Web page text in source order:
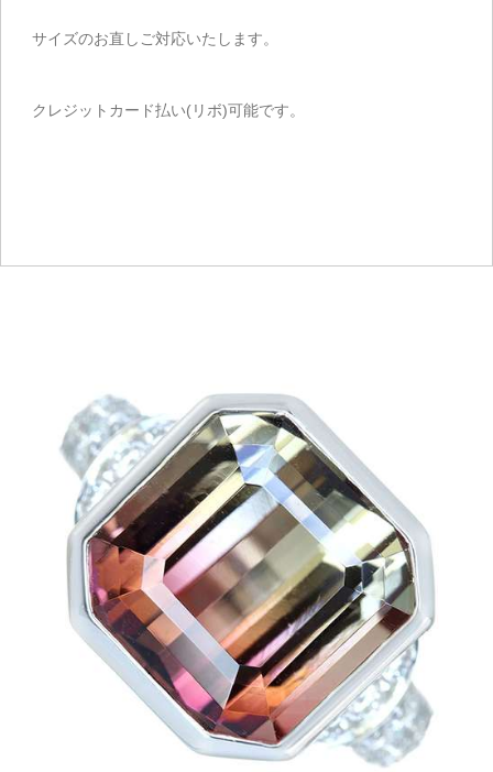
サイズのお直しご対応いたします。
クレジットカード払い(リボ)可能です。